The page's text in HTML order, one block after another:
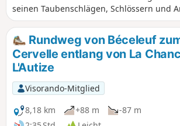
seinen Taubenschlägen, Schlössern und
vergessen die zahlreichen Waschhäuser
an Kulturerbe und Natur reichen Gegend,
Pouzay. Verpassen Sie während der
Barrières de Gâtine, Zeugen der
Rundweg von Béceleuf
Cervelle entlang von La
L'Autize
Visorando-Mitglied
8,18 km
+88 m
-87 m